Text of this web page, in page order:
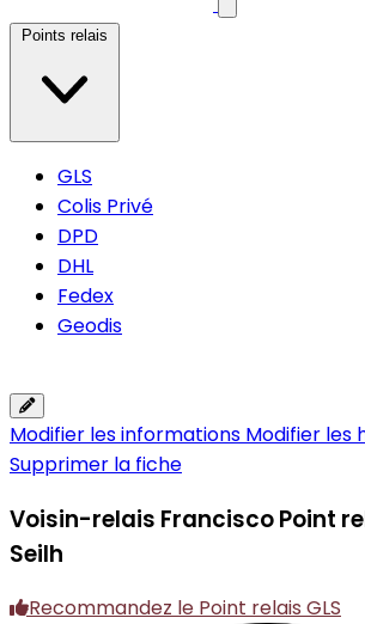
GLS
Colis Privé
DPD
DHL
Fedex
Geodis
Modifier les informations Modifier les
Supprimer la fiche
Voisin-relais FranciscoPoint
Seilh
Recommandez le Point relais GLS